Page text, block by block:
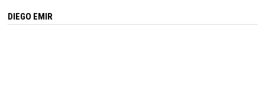
DIEGO EMIR